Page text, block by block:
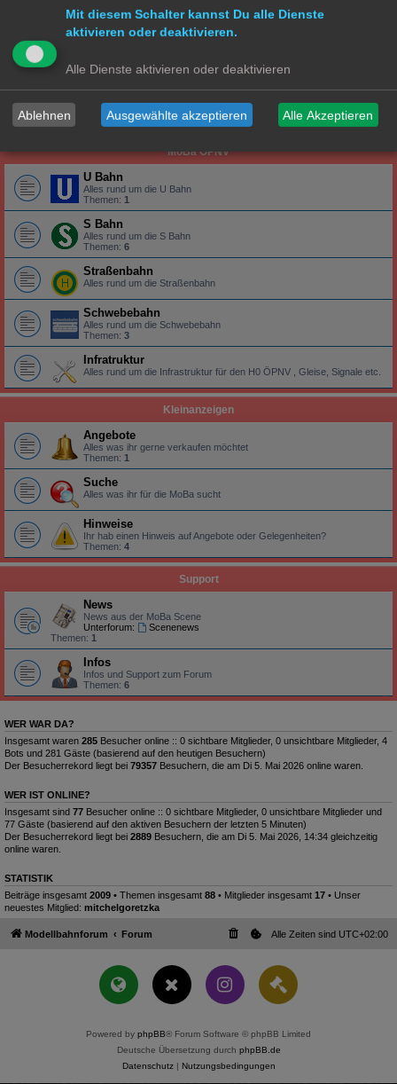
Lokomotiven | Züge
Alles rund um die Lokomotive
Wagons
Gleise
Alles rund um das Gleis
MoBa ÖPNV
U Bahn
Alles rund um die U Bahn
Themen: 1
S Bahn
Alles rund um die S Bahn
Themen: 6
Straßenbahn
Alles rund um die Straßenbahn
Schwebebahn
Alles rund um die Schwebebahn
Themen: 3
Infratruktur
Alles rund um die Infrastruktur für den H0 ÖPNV , Gleise, Signale etc.
Kleinanzeigen
Angebote
Alles was ihr gerne verkaufen möchtet
Themen: 1
Suche
Alles was ihr für die MoBa sucht
Hinweise
Ihr hab einen Hinweis auf Angebote oder Gelegenheiten?
Themen: 4
Support
News
News aus der MoBa Scene
Unterforum:
Scenenews
Themen: 1
Infos
Infos und Support zum Forum
Themen: 6
WER WAR DA?
Insgesamt waren 285 Besucher online :: 0 sichtbare Mitglieder, 0 unsichtbare Mitglieder, 4
Bots und 281 Gäste (basierend auf den heutigen Besuchern)
Der Besucherrekord liegt bei 79357 Besuchern, die am Di 5. Mai 2026 online waren.
WER IST ONLINE?
Insgesamt sind 77 Besucher online :: 0 sichtbare Mitglieder, 0 unsichtbare Mitglieder und
77 Gäste (basierend auf den aktiven Besuchern der letzten 5 Minuten)
Der Besucherrekord liegt bei 2889 Besuchern, die am Di 5. Mai 2026, 14:34 gleichzeitig
online waren.
STATISTIK
Beiträge insgesamt 2009 • Themen insgesamt 88 • Mitglieder insgesamt 17 • Unser
neuestes Mitglied: mitchelgoretzka
Modellbahnforum Forum Alle Zeiten sind UTC+02:00
Powered by phpBB® Forum Software © phpBB Limited
Deutsche Übersetzung durch phpBB.de
Datenschutz| Nutzungsbedingungen
Mit diesem Schalter kannst Du alle Dienste
aktivieren oder deaktivieren.
Alle Dienste aktivieren oder deaktivieren
Ablehnen Ausgewählte akzeptieren Alle Akzeptieren